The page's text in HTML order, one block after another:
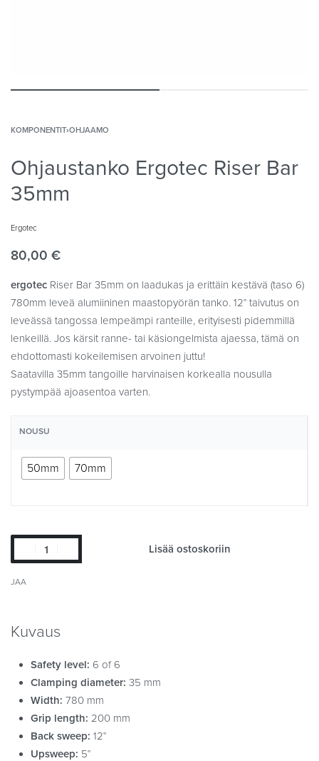
KOMPONENTIT›OHJAAMO
Ohjaustanko Ergotec Riser Bar
35mm‌
Ergotec
80,00 €
ergotec Riser Bar 35mm‌ on laadukas ja erittäin kestävä (taso 6)
780mm leveä alumiininen maastopyörän tanko. 12° taivutus on
leveässä tangossa lempeämpi ranteille, erityisesti pidemmillä
lenkeillä. Jos kärsit ranne- tai käsiongelmista ajaessa, tämä on
ehdottomasti kokeilemisen arvoinen juttu!
Saatavilla 35mm tangoille harvinaisen korkealla nousulla
pystympää ajoasentoa varten.
NOUSU
50mm 70mm
Lisää ostoskoriin
JAA
Kuvaus
Safety level: 6 of 6
Clamping diameter: 35 mm
Width: 780 mm
Grip length: 200 mm
Back sweep: 12°
Upsweep: 5°